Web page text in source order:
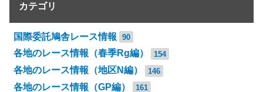
カテゴリ
国際委託鳩舎レース情報 90
各地のレース情報（春季Rg編） 154
各地のレース情報（地区N編） 146
各地のレース情報（GP編） 161